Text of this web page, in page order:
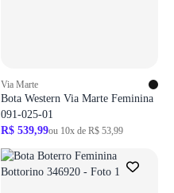
Via Marte
Bota Western Via Marte Feminina
091-025-01
R$ 539,99ou 10x de R$ 53,99